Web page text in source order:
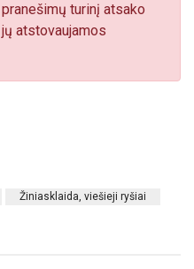
turinį atsako
atstovaujamos
Žiniasklaida, viešieji ryšiai